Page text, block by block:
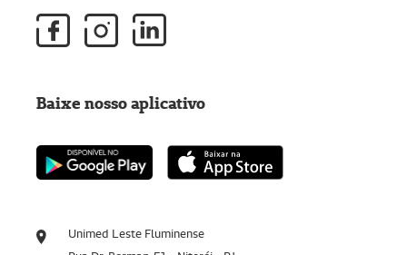
Unimed Leste Fluminense
Baixe nosso aplicativo